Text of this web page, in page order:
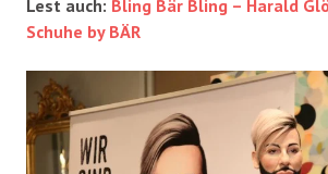
Lest auch: Bling Bär Bling – Harald
Schuhe by BÄR